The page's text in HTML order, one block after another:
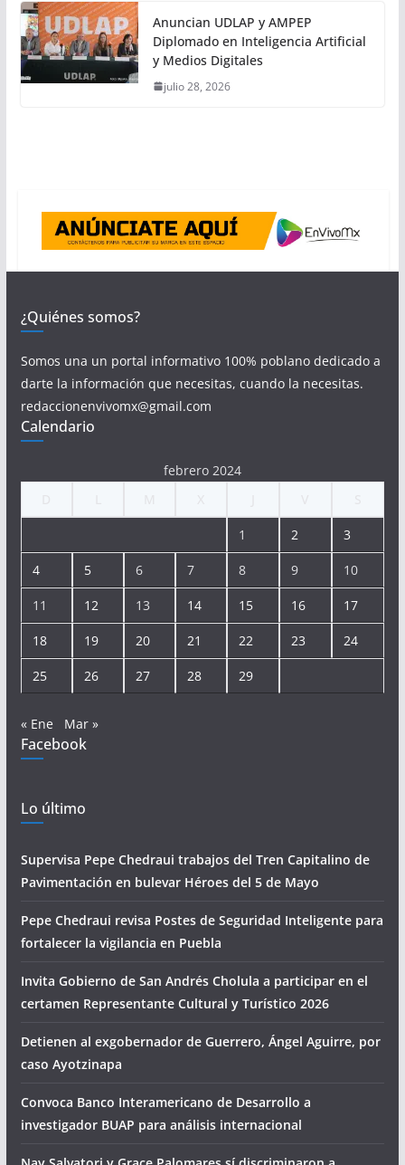
Anuncian UDLAP y AMPEP
Diplomado en Inteligencia Artificial
y Medios Digitales
julio 28, 2026
¿Quiénes somos?
Somos una un portal informativo 100% poblano dedicado a
darte la información que necesitas, cuando la necesitas.
redaccionenvivomx@gmail.com
Calendario
febrero 2024
1 2 3
4 5 6 7 8 9 10
11 12 13 14 15 16 17
18 19 20 21 22 23 24
25 26 27 28 29
« Ene Mar »
Facebook
Lo último
Supervisa Pepe Chedraui trabajos del Tren Capitalino de
Pavimentación en bulevar Héroes del 5 de Mayo
Pepe Chedraui revisa Postes de Seguridad Inteligente para
fortalecer la vigilancia en Puebla
Invita Gobierno de San Andrés Cholula a participar en el
certamen Representante Cultural y Turístico 2026
Detienen al exgobernador de Guerrero, Ángel Aguirre, por
caso Ayotzinapa
Convoca Banco Interamericano de Desarrollo a
investigador BUAP para análisis internacional